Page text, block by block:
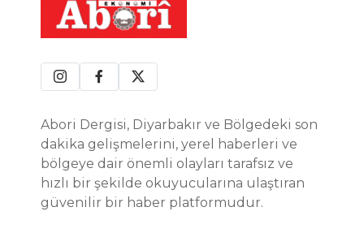
Abori Dergisi, Diyarbakır ve Bölgedeki son
dakika gelişmelerini, yerel haberleri ve
bölgeye dair önemli olayları tarafsız ve
hızlı bir şekilde okuyucularına ulaştıran
güvenilir bir haber platformudur.